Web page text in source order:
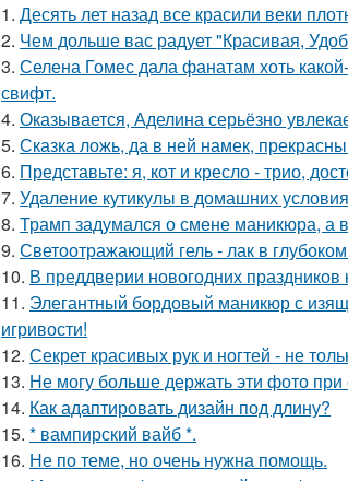
1. Десять лет назад все красили веки
2. Чем дольше вас радует "Красивая,
3. Селена Гомес дала фанатам хоть
свифт.
4. Оказывается, Аделина серьёзно
5. Сказка ложь, да в ней намек,
6. Представьте: я, кот и кресло - трио,
7. Удаление кутикулы в домашних
8. Трамп задумался о смене маникюра, а
9. Светоотражающий гель - лак в
10. В преддверии новогодних
11. Элегантный бордовый маникюр с
игривости!
12. Секрет красивых рук и ногтей - не
13. Не могу больше держать эти фото при
14. Как адаптировать дизайн под длину?
15. * вампирский вайб *.
16. Не по теме, но очень нужна помощь.